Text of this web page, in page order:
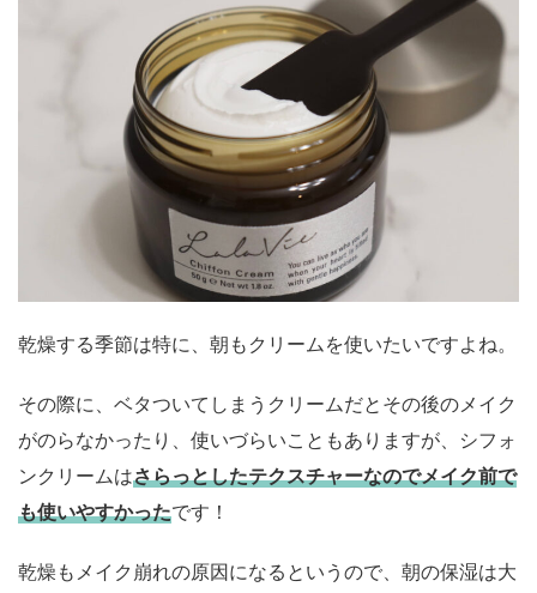
乾燥する季節は特に、朝もクリームを使いたいですよね。
その際に、ベタついてしまうクリームだとその後のメイク
がのらなかったり、使いづらいこともありますが、シフォ
ンクリームはさらっとしたテクスチャーなのでメイク前で
も使いやすかったです！
乾燥もメイク崩れの原因になるというので、朝の保湿は大